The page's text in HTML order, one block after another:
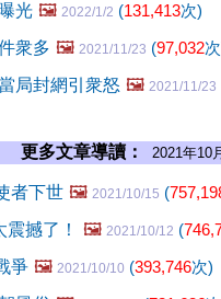
光 🖼️ 2022/1/2 (131,413次)
衆多 🖼️ 2021/11/23 (97,032
局封網引衆怒 🖼️ 2021/11/23
更多文章導讀： 2021年10
者下世 🖼️ 2021/10/15 (
撼了！
🖼️ 2021/10/12 (
爭 🖼️ 2021/10/10 (393,746次)